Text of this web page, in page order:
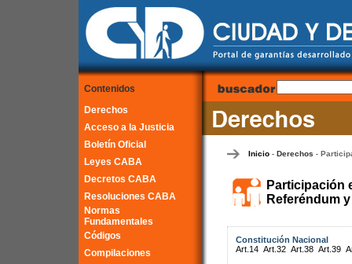
Contenidos
Derechos
Acceso a la Justicia
Boletín Oficial
Leyes CABA
Decretos CABA
Resoluciones CABA
Normas
Fundamentales
Códigos
Compilaciones
Inicio- Derechos -
Participación
Referéndum
Constitución Nacional
Art.14 Art.32 Art.38 Art.39